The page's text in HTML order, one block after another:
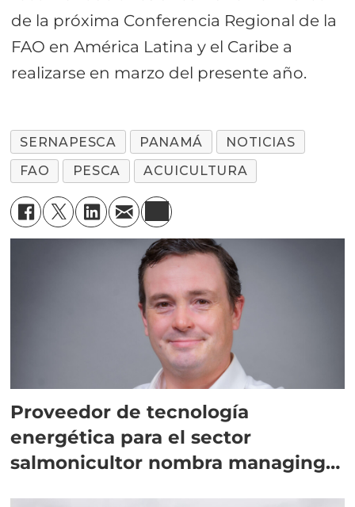
de la próxima Conferencia Regional de la
FAO en América Latina y el Caribe a
realizarse en marzo del presente año.
SERNAPESCA PANAMÁ
NOTICIAS
FAO
PESCA ACUICULTURA
Proveedor de tecnología
energética para el sector
salmonicultor nombra managing